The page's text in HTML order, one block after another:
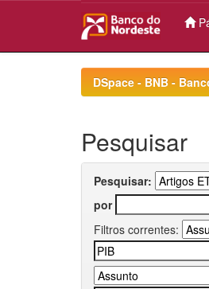
DSpace - BNB -
Pesquisar
Pesquisar:
por
Filtros correntes: